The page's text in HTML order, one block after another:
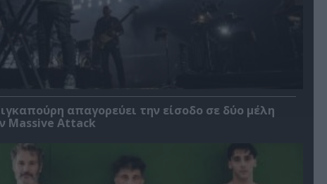
απαγορεύει την είσοδο σε δύο μέλη
Massive Attack